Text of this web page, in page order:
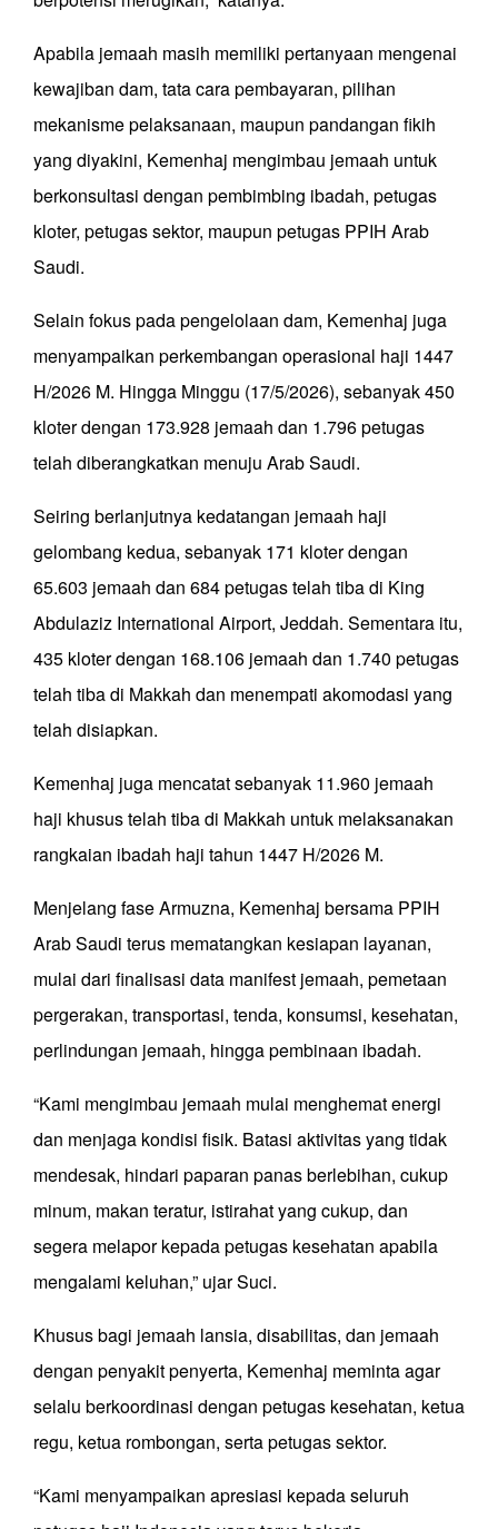
Apabila jemaah masih memiliki pertanyaan mengenai
kewajiban dam, tata cara pembayaran, pilihan
mekanisme pelaksanaan, maupun pandangan fikih
yang diyakini, Kemenhaj mengimbau jemaah untuk
berkonsultasi dengan pembimbing ibadah, petugas
kloter, petugas sektor, maupun petugas PPIH Arab
Saudi.
Selain fokus pada pengelolaan dam, Kemenhaj juga
menyampaikan perkembangan operasional haji 1447
H/2026 M. Hingga Minggu (17/5/2026), sebanyak 450
kloter dengan 173.928 jemaah dan 1.796 petugas
telah diberangkatkan menuju Arab Saudi.
Seiring berlanjutnya kedatangan jemaah haji
gelombang kedua, sebanyak 171 kloter dengan
65.603 jemaah dan 684 petugas telah tiba di King
Abdulaziz International Airport, Jeddah. Sementara itu,
435 kloter dengan 168.106 jemaah dan 1.740 petugas
telah tiba di Makkah dan menempati akomodasi yang
telah disiapkan.
Kemenhaj juga mencatat sebanyak 11.960 jemaah
haji khusus telah tiba di Makkah untuk melaksanakan
rangkaian ibadah haji tahun 1447 H/2026 M.
Menjelang fase Armuzna, Kemenhaj bersama PPIH
Arab Saudi terus mematangkan kesiapan layanan,
mulai dari finalisasi data manifest jemaah, pemetaan
pergerakan, transportasi, tenda, konsumsi, kesehatan,
perlindungan jemaah, hingga pembinaan ibadah.
“Kami mengimbau jemaah mulai menghemat energi
dan menjaga kondisi fisik. Batasi aktivitas yang tidak
mendesak, hindari paparan panas berlebihan, cukup
minum, makan teratur, istirahat yang cukup, dan
segera melapor kepada petugas kesehatan apabila
mengalami keluhan,” ujar Suci.
Khusus bagi jemaah lansia, disabilitas, dan jemaah
dengan penyakit penyerta, Kemenhaj meminta agar
selalu berkoordinasi dengan petugas kesehatan, ketua
regu, ketua rombongan, serta petugas sektor.
“Kami menyampaikan apresiasi kepada seluruh